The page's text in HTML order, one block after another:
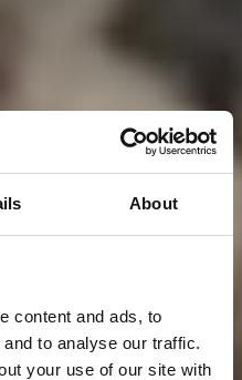
About
content and ads, to
to analyse our traffic.
your use of our site with